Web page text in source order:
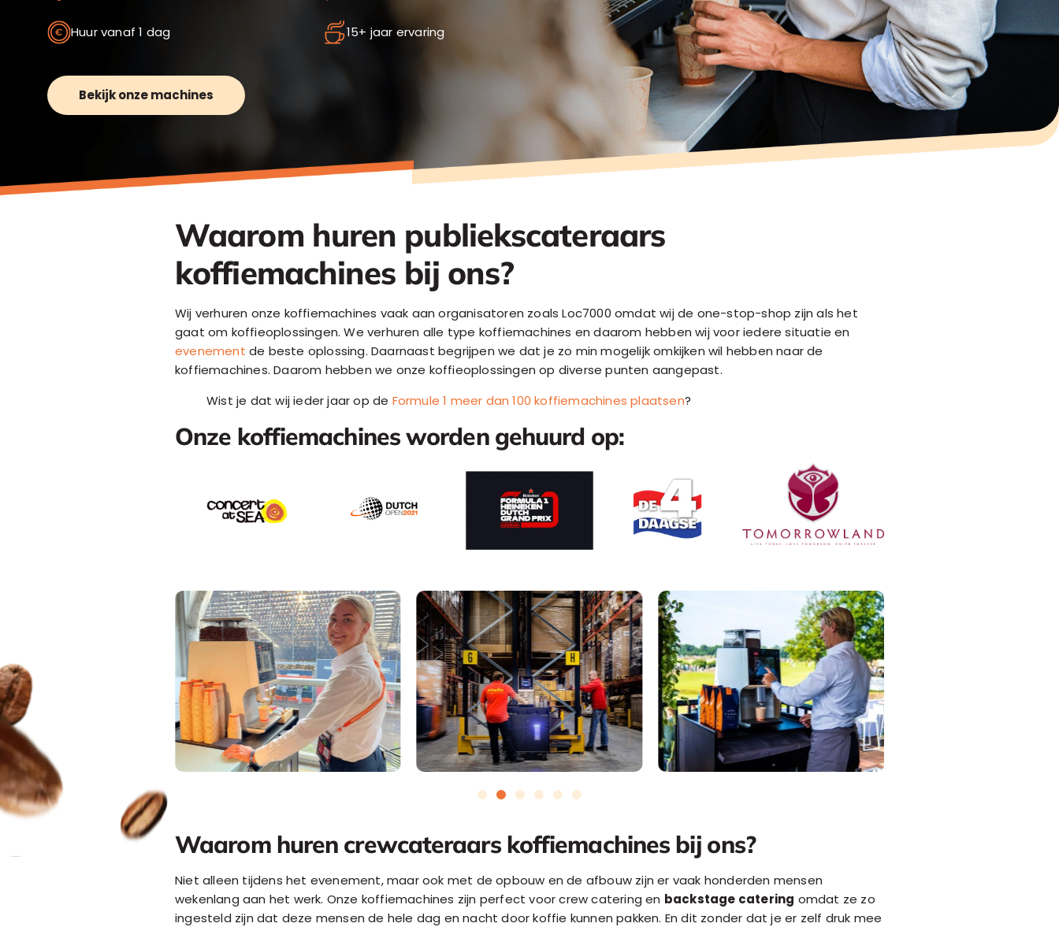
Huur vanaf 1 dag 15+ jaar ervaring
Bekijk onze machines
Waarom huren publiekscateraars
koffiemachines bij ons?
Wij verhuren onze koffiemachines vaak aan organisatoren zoals Loc7000 omdat wij de one-stop-shop zijn als het
gaat om koffieoplossingen. We verhuren alle type koffiemachines en daarom hebben wij voor iedere situatie en
evenement de beste oplossing. Daarnaast begrijpen we dat je zo min mogelijk omkijken wil hebben naar de
koffiemachines. Daarom hebben we onze koffieoplossingen op diverse punten aangepast.
Wist je dat wij ieder jaar op de Formule 1 meer dan 100 koffiemachines plaatsen?
Onze koffiemachines worden gehuurd op:
Waarom huren crewcateraars koffiemachines bij ons?
Niet alleen tijdens het evenement, maar ook met de opbouw en de afbouw zijn er vaak honderden mensen
wekenlang aan het werk. Onze koffiemachines zijn perfect voor crew catering en backstage catering omdat ze zo
ingesteld zijn dat deze mensen de hele dag en nacht door koffie kunnen pakken. En dit zonder dat je er zelf druk mee